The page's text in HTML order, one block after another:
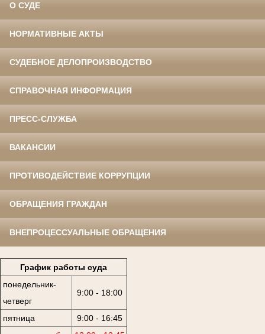
О СУДЕ
НОРМАТИВНЫЕ АКТЫ
СУДЕБНОЕ ДЕЛОПРОИЗВОДСТВО
СПРАВОЧНАЯ ИНФОРМАЦИЯ
ПРЕСС-СЛУЖБА
ВАКАНСИИ
ПРОТИВОДЕЙСТВИЕ КОРРУПЦИИ
ОБРАЩЕНИЯ ГРАЖДАН
ВНЕПРОЦЕССУАЛЬНЫЕ ОБРАЩЕНИЯ
График работы суда
понедельник-
четверг
9:00 - 18:00
пятница
9:00 - 16:45